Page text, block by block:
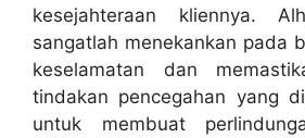
kesejahteraan kliennya.
sangatlah menekankan pada
keselamatan dan
tindakan pencegahan yang
untuk membuat